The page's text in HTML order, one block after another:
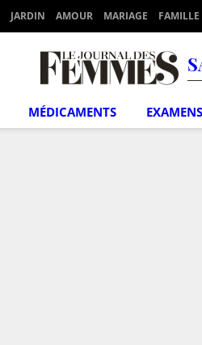
JARDIN AMOUR MARIAGE FAMILLE
MÉDICAMENTS EXAMENS